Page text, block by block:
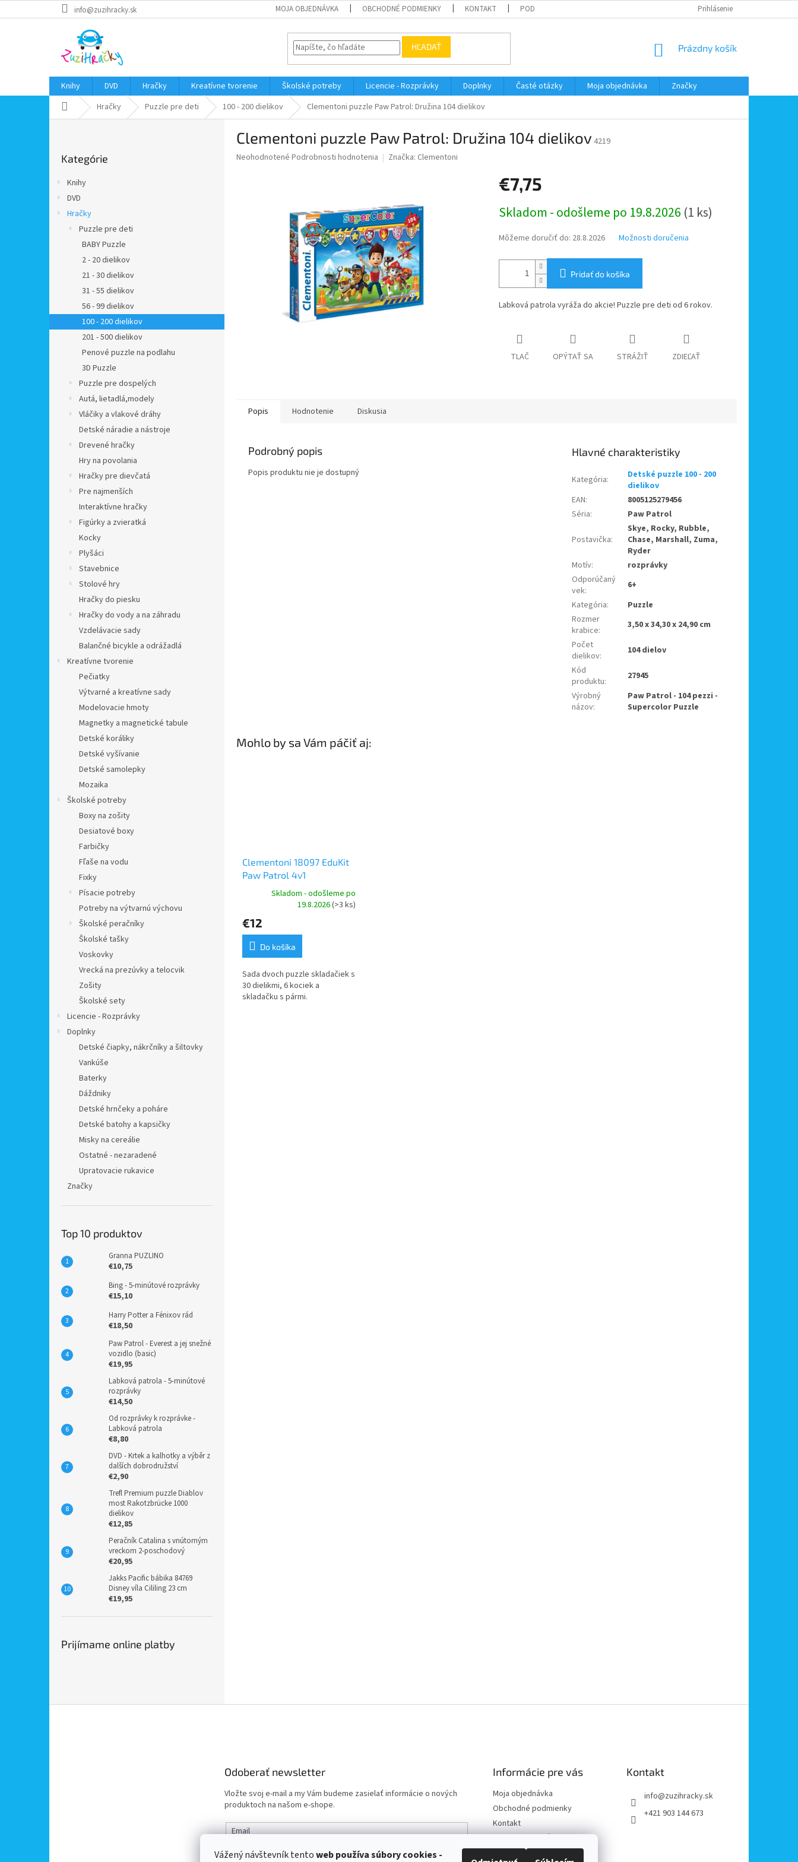
Vážený návštevník tentoweb používasúbory cookies -
na
info@zuzihracky.sk MOJA OBJEDNÁVKA OBCHODNÉ PODMIENKY KONTAKT PODMIENKY OOÚ ODSTÚPENIE OD ZMLUVY
Prihlásenie
HĽADAŤ
NÁKUPNÝ
Prázdny košík
Knihy DVD Hračky Kreatívne tvorenie Školské potreby Licencie - Rozprávky Doplnky Časté otázky Moja objednávka
Značky
DomovHračky Puzzle pre deti 100 - 200 dielikov Clementoni puzzle Paw Patrol: Družina 104 dielikov
kategórie
Kategórie
Knihy
DVD
Hračky
Puzzle pre deti
BABY Puzzle
2 - 20 dielikov
21 - 30 dielikov
31 - 55 dielikov
56 - 99 dielikov
100 - 200 dielikov
201 - 500 dielikov
Penové puzzle na podlahu
3D Puzzle
Puzzle pre dospelých
Autá, lietadlá,modely
Vláčiky a vlakové dráhy
Detské náradie a nástroje
Drevené hračky
Hry na povolania
Hračky pre dievčatá
Pre najmenších
Interaktívne hračky
Figúrky a zvieratká
Kocky
Plyšáci
Stavebnice
Stolové hry
Hračky do piesku
Hračky do vody a na záhradu
Vzdelávacie sady
Balančné bicykle a odrážadlá
Kreatívne tvorenie
Pečiatky
Výtvarné a kreatívne sady
Modelovacie hmoty
Magnetky a magnetické tabule
Detské koráliky
Detské vyšívanie
Detské samolepky
Mozaika
Školské potreby
Boxy na zošity
Desiatové boxy
Farbičky
Fľaše na vodu
Fixky
Písacie potreby
Potreby na výtvarnú výchovu
Školské peračníky
Školské tašky
Voskovky
Vrecká na prezúvky a telocvik
Zošity
Školské sety
Licencie - Rozprávky
Doplnky
Detské čiapky, nákrčníky a šiltovky
Vankúše
Baterky
Dáždniky
Detské hrnčeky a poháre
Detské batohy a kapsičky
Misky na cereálie
Ostatné - nezaradené
Upratovacie rukavice
Značky
Top 10 produktov
Granna PUZLINO
€10,75
Bing - 5-minútové rozprávky
€15,10
Harry Potter a Fénixov rád
€18,50
Paw Patrol - Everest a jej snežné
vozidlo (basic)
€19,95
Labková patrola - 5-minútové
rozprávky
€14,50
Od rozprávky k rozprávke -
Labková patrola
€8,80
DVD - Krtek a kalhotky a výběr z
dalších dobrodružství
€2,90
Trefl Premium puzzle Diablov
most Rakotzbrücke 1000
dielikov
€12,85
Peračník Catalina s vnútorným
vreckom 2-poschodový
€20,95
Jakks Pacific bábika 84769
Disney víla Cililing 23 cm
€19,95
Prijímame online platby
Clementoni puzzle Paw Patrol: Družina 104 dielikov 4219
Priemerné
Neohodnotené Podrobnosti hodnotenia Značka: Clementoni
€7,75
cena:
Skladom - odošleme po 19.8.2026 (1 ks)
Môžeme doručiť do: 28.8.2026 Možnosti doručenia
Pridať do košíka
Labková patrola vyráža do akcie! Puzzle pre deti od 6 rokov.
TLAČ OPÝTAŤ SA STRÁŽIŤ ZDIEĽAŤ
Popis Hodnotenie Diskusia
Podrobný popis
Popis produktu nie je dostupný
Kategória:
Detské puzzle 100 - 200
dielikov
EAN:
8005125279456
Séria: Paw Patrol
Postavička:
Skye, Rocky, Rubble,
Chase, Marshall, Zuma,
Ryder
Motív:
rozprávky
Odporúčaný
vek:
6+
Kategória:
Puzzle
Rozmer
krabice:
3,50 x 34,30 x 24,90 cm
Počet
dielikov:
104 dielov
Kód
produktu:
27945
Výrobný
názov:
Paw Patrol - 104 pezzi -
Supercolor Puzzle
Mohlo by sa Vám páčiť aj:
Clementoni 18097 EduKit
Paw Patrol 4v1
Skladom - odošleme po
19.8.2026(>3 ks)
€12
Do košíka
Sada dvoch puzzle skladačiek s
30 dielikmi, 6 kociek a
skladačku s pármi.
Odoberať newsletter
Vložte svoj e-mail a my Vám budeme zasielať informácie o nových
produktoch na našom e-shope.
Email
Vložením e-mailu súhlasíte spodmienkami ochrany osobných
Informácie pre vás
Moja objednávka
Obchodné podmienky
Kontakt
Doprava a platba
Kontakt
info@zuzihracky.sk
+421 903 144 673